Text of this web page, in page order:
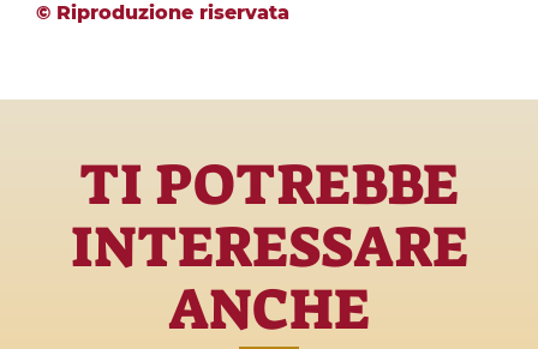
© Riproduzione riservata
TI POTREBBE
INTERESSARE
ANCHE